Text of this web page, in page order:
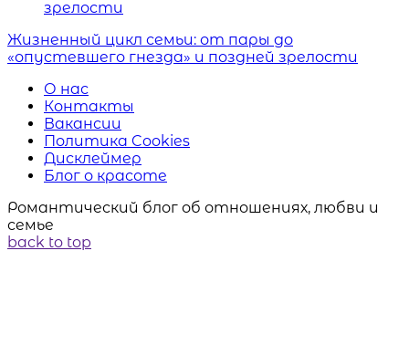
Жизненный цикл семьи: от пары до
«опустевшего гнезда» и поздней зрелости
О нас
Контакты
Вакансии
Политика Cookies
Дисклеймер
Блог о красоте
Романтический блог об отношениях, любви и
семье
back to top